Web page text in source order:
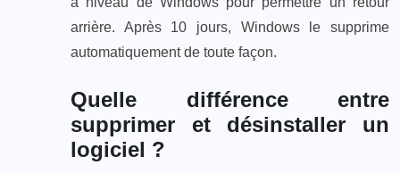
arrière. Après 10 jours, Windows le supprime
automatiquement de toute façon.
Quelle différence entre
supprimer et désinstaller un
logiciel ?